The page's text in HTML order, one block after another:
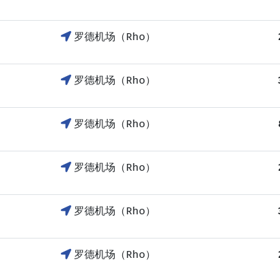
罗德机场（Rho）
罗德机场（Rho）
罗德机场（Rho）
罗德机场（Rho）
罗德机场（Rho）
罗德机场（Rho）